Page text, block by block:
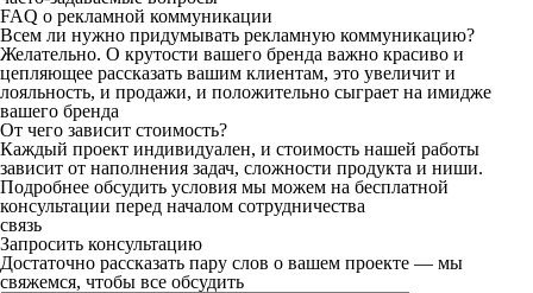
FAQ о рекламной коммуникации
Всем ли нужно придумывать рекламную коммуникацию?
Желательно. О крутости вашего бренда важно красиво и
цепляющее рассказать вашим клиентам, это увеличит и
лояльность, и продажи, и положительно сыграет на имидже
вашего бренда
От чего зависит стоимость?
Каждый проект индивидуален, и стоимость нашей работы
зависит от наполнения задач, сложности продукта и ниши.
Подробнее обсудить условия мы можем на бесплатной
консультации перед началом сотрудничества
связь
Запросить консультацию
Достаточно рассказать пару слов о вашем проекте — мы
свяжемся, чтобы все обсудить